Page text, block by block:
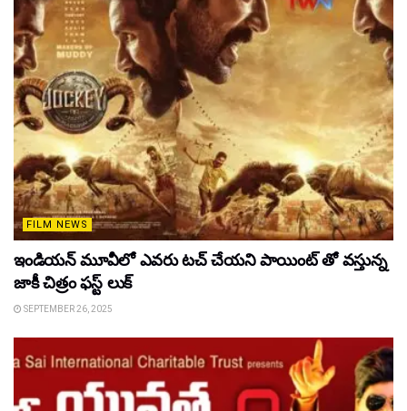
FILM NEWS
ఇండియన్ మూవీలో ఎవరు టచ్ చేయని పాయింట్ తో వస్తున్న
జాకీ చిత్రం ఫస్ట్ లుక్
SEPTEMBER 26, 2025